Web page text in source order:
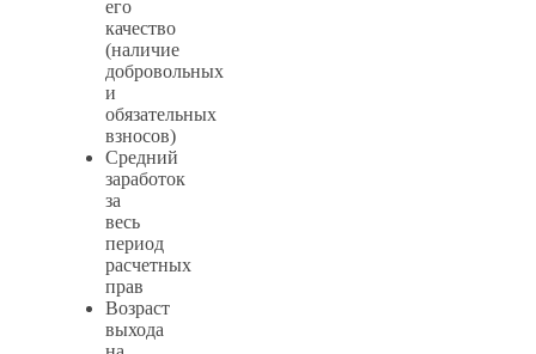
его
качество
(наличие
добровольных
и
обязательных
взносов)
Средний
заработок
за
весь
период
расчетных
прав
Возраст
выхода